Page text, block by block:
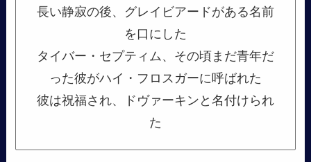
長い静寂の後、グレイビアードがある名前
を口にした
タイバー・セプティム、その頃まだ青年だ
った彼がハイ・フロスガーに呼ばれた
彼は祝福され、ドヴァーキンと名付けられ
た